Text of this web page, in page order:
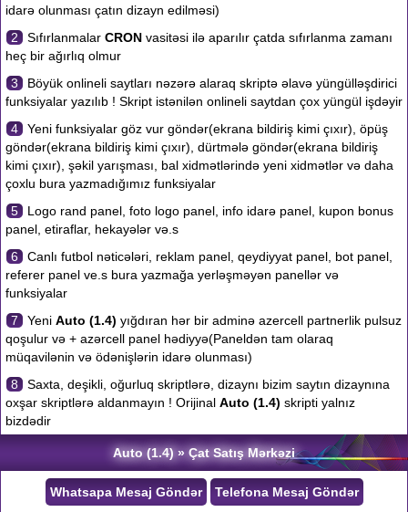
idarə olunması çatın dizayn edilməsi)
2
Sıfırlanmalar CRON vasitəsi ilə aparılır çatda sıfırlanma zamanı
heç bir ağırlıq olmur
3
Böyük onlineli saytları nəzərə alaraq skriptə əlavə yüngülləşdirici
funksiyalar yazılıb ! Skript istənilən onlineli saytdan çox yüngül işdəyir
4
Yeni funksiyalar göz vur göndər(ekrana bildiriş kimi çıxır), öpüş
göndər(ekrana bildiriş kimi çıxır), dürtmələ göndər(ekrana bildiriş
kimi çıxır), şəkil yarışması, bal xidmətlərində yeni xidmətlər və daha
çoxlu bura yazmadığımız funksiyalar
5
Logo rand panel, foto logo panel, info idarə panel, kupon bonus
panel, etiraflar, hekayələr və.s
6
Canlı futbol nəticələri, reklam panel, qeydiyyat panel, bot panel,
referer panel ve.s bura yazmağa yerləşməyən panellər və
funksiyalar
7
Yeni Auto (1.4) yığdıran hər bir adminə azercell partnerlik pulsuz
qoşulur və + azərcell panel hədiyyə(Paneldən tam olaraq
müqavilənin və ödənişlərin idarə olunması)
8
Saxta, deşikli, oğurluq skriptlərə, dizaynı bizim saytın dizaynına
oxşar skriptlərə aldanmayın ! Orijinal Auto (1.4) skripti yalnız
bizdədir
Auto (1.4) » Çat Satış Mərkəzi
Whatsapa Mesaj Göndər Telefona Mesaj Göndər